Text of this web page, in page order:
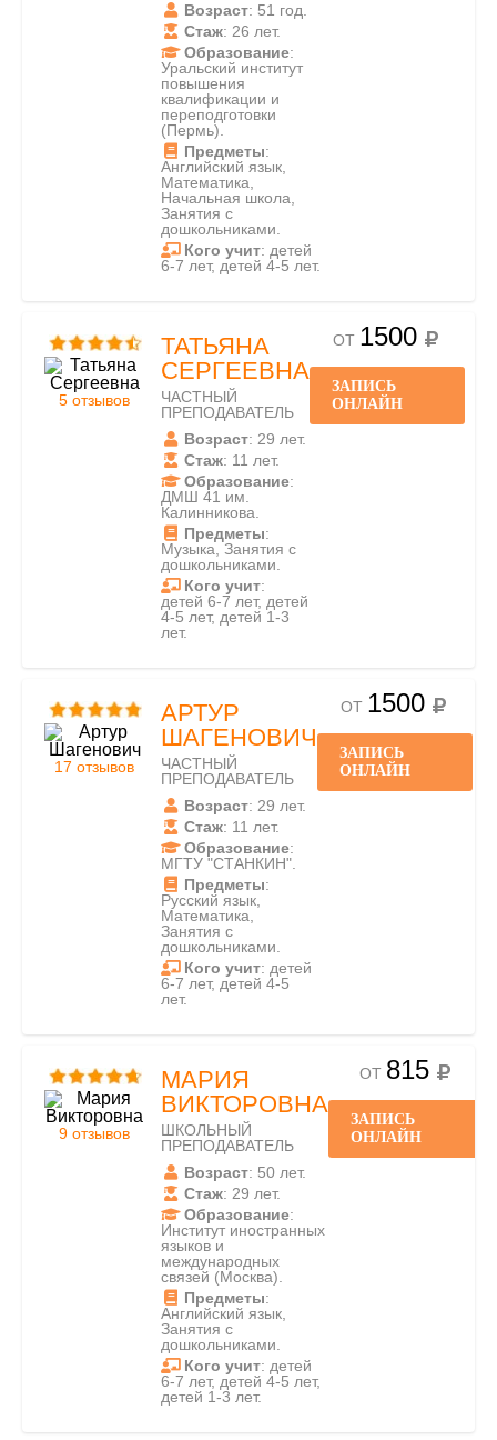
Возраст: 51 год.
Стаж: 26 лет.
Образование:
Уральский институт
повышения
квалификации и
переподготовки
(Пермь).
Предметы:
Английский язык,
Математика,
Начальная школа,
Занятия с
дошкольниками.
Кого учит: детей
6-7 лет, детей 4-5 лет.
5 отзывов
ТАТЬЯНА
СЕРГЕЕВНА
ЧАСТНЫЙ
ПРЕПОДАВАТЕЛЬ
Возраст: 29 лет.
Стаж: 11 лет.
Образование:
ДМШ 41 им.
Калинникова.
Предметы:
Музыка, Занятия с
дошкольниками.
Кого учит:
детей 6-7 лет, детей
4-5 лет, детей 1-3
лет.
ОТ 1500
ЗАПИСЬ
ОНЛАЙН
17 отзывов
АРТУР
ШАГЕНОВИЧ
ЧАСТНЫЙ
ПРЕПОДАВАТЕЛЬ
Возраст: 29 лет.
Стаж: 11 лет.
Образование:
МГТУ "СТАНКИН".
Предметы:
Русский язык,
Математика,
Занятия с
дошкольниками.
Кого учит: детей
6-7 лет, детей 4-5
лет.
ОТ 1500
ЗАПИСЬ
ОНЛАЙН
9 отзывов
МАРИЯ
ВИКТОРОВНА
ШКОЛЬНЫЙ
ПРЕПОДАВАТЕЛЬ
Возраст: 50 лет.
Стаж: 29 лет.
Образование:
Институт иностранных
языков и
международных
связей (Москва).
Предметы:
Английский язык,
Занятия с
дошкольниками.
Кого учит: детей
6-7 лет, детей 4-5 лет,
детей 1-3 лет.
ОТ 815
ЗАПИСЬ
ОНЛАЙН